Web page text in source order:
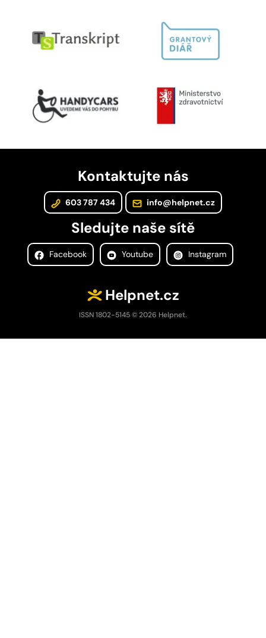
Helpnet.cz
ISSN 1802-5145 © 2026 Helpnet.
Kontaktujte nás
603 787 434 info@helpnet.cz
Sledujte naše sítě
Facebook Youtube Instagram